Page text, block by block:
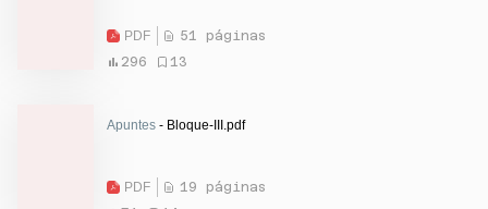
PDF
51 páginas
296
13
Apuntes - Bloque-III.pdf
PDF
19 páginas